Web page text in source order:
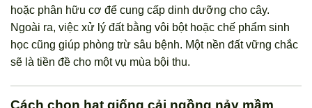
hoặc phân hữu cơ để cung cấp dinh dưỡng cho cây.
Ngoài ra, việc xử lý đất bằng vôi bột hoặc chế phẩm sinh
học cũng giúp phòng trừ sâu bệnh. Một nền đất vững chắc
sẽ là tiền đề cho một vụ mùa bội thu.
Cách chọn hạt giống cải ngồng nảy mầm